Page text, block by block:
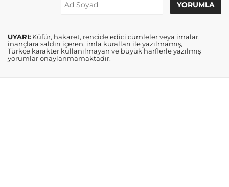
UYARI: Küfür, hakaret, rencide edici cümleler veya imalar,
inançlara saldırı içeren, imla kuralları ile yazılmamış,
Türkçe karakter kullanılmayan ve büyük harflerle yazılmış
yorumlar onaylanmamaktadır.